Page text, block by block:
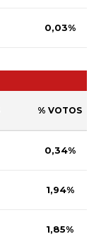
0,03%
% VOTOS
0,34%
1,94%
1,85%